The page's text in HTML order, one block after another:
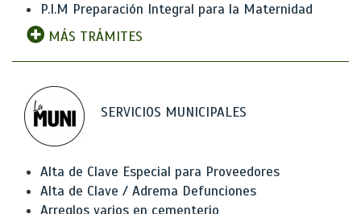
P.I.M Preparación Integral para la Maternidad
MÁS TRÁMITES
SERVICIOS MUNICIPALES
Alta de Clave Especial para Proveedores
Alta de Clave / Adrema Defunciones
Arreglos varios en cementerio